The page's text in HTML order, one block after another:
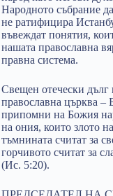
Народното събрание
не ратифицира
въвеждат понятия,
нашата православна
правна система.
Свещен отечески дълг
православна църква –
припомни на Божия
на ония, които злото
тъмнината считат за
горчивото считат за
(Ис. 5:20).